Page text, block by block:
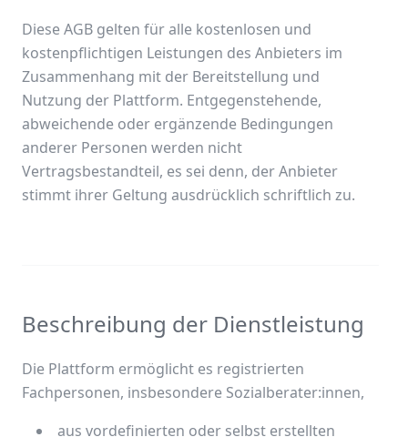
Diese AGB gelten für alle kostenlosen und
kostenpflichtigen Leistungen des Anbieters im
Zusammenhang mit der Bereitstellung und
Nutzung der Plattform. Entgegenstehende,
abweichende oder ergänzende Bedingungen
anderer Personen werden nicht
Vertragsbestandteil, es sei denn, der Anbieter
stimmt ihrer Geltung ausdrücklich schriftlich zu.
Beschreibung der Dienstleistung
Die Plattform ermöglicht es registrierten
Fachpersonen, insbesondere Sozialberater:innen,
aus vordefinierten oder selbst erstellten